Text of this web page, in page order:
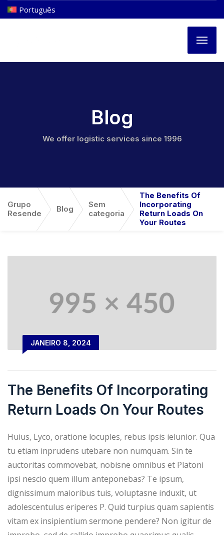
Português
Blog
We offer logistic services since 1996
Grupo
Resende
Blog
Sem
categoria
The Benefits Of
Incorporating
Return Loads On
Your Routes
JANEIRO 8, 2024
The Benefits Of Incorporating
Return Loads On Your Routes
Huius, Lyco, oratione locuples, rebus ipsis ielunior. Qua
tu etiam inprudens utebare non numquam. Sin te
auctoritas commovebat, nobisne omnibus et Platoni
ipsi nescio quem illum anteponebas? Te ipsum,
dignissimum maioribus tuis, voluptasne induxit, ut
adolescentulus eriperes P. Quid turpius quam sapientis
vitam ex insipientium sermone pendere? Non igitur de